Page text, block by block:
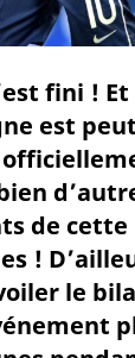
fini !
est
de cette
!
le